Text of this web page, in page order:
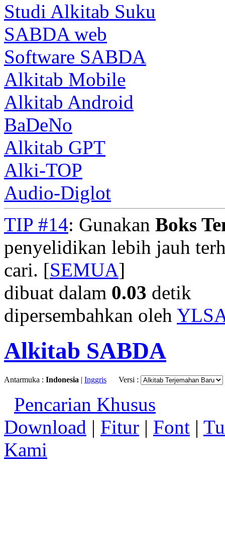
Studi Alkitab Suku
SABDA web
Software SABDA
Alkitab Mobile
Alkitab Android
BaDeNo
Alkitab GPT
Alki-TOP
Audio-Diglot
TIP #14: Gunakan Boks
penyelidikan lebih jauh
cari. [SEMUA]
dibuat dalam 0.03 detik
dipersembahkan oleh
Alkitab SABDA
Antarmuka : Indonesia | Inggris Versi :
Pencarian Khusus
Download | Fitur | Font |
Kami